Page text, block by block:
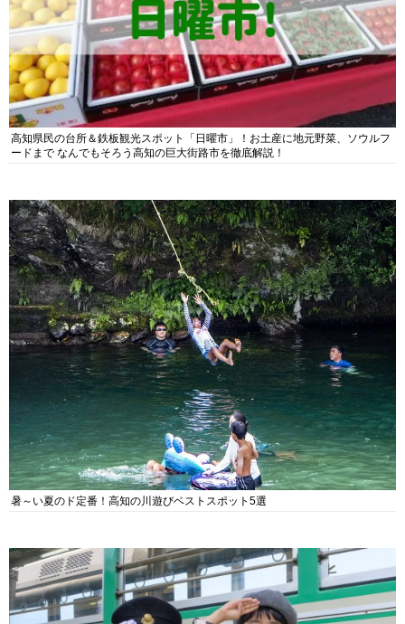
高知県民の台所＆鉄板観光スポット「日曜市」！お土産に地元野菜、ソウルフ
ードまで なんでもそろう高知の巨大街路市を徹底解説！
暑～い夏のド定番！高知の川遊びベストスポット5選